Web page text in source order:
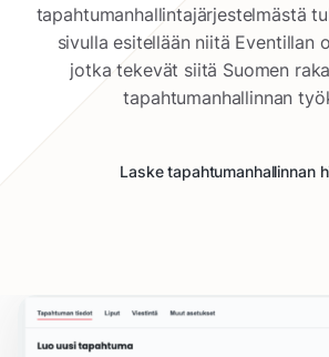
tapahtumanhallintajärjestelmästä
sivulla esitellään niitä Eventillan
jotka tekevät siitä Suomen
tapahtumanhallinnan
Laske tapahtumanhallinnan